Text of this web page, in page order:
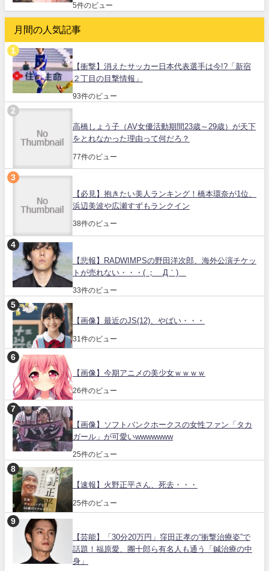
5件のビュー
月間の人気記事
【衝撃】消えたサッカー日本代表選手は今!?「新宿
２丁目の目撃情報」
93件のビュー
高橋しょう子（AV女優活動期間23歳～29歳）が天下
をとれなかった理由って何だろ？
77件のビュー
【必見】抱きたい美人ランキング！橋本環奈が1位、
浜辺美波や広瀬すずもランクイン
38件のビュー
【悲報】RADWIMPSの野田洋次郎、海外公演チケッ
トが売れない・・・( ；´Д｀)
33件のビュー
【画像】最近のJS(12)、やばい・・・
31件のビュー
【画像】今期アニメの美少女ｗｗｗｗ
26件のビュー
【画像】ソフトバンクホークスの女性ファン「タカ
ガール」が可愛いwwwwwww
25件のビュー
【速報】火野正平さん、死去・・・
25件のビュー
【芸能】「30分20万円」窪田正孝の“衝撃治療姿”で
話題！福原愛、團十郎ら有名人も通う「鍼治療の中
身」